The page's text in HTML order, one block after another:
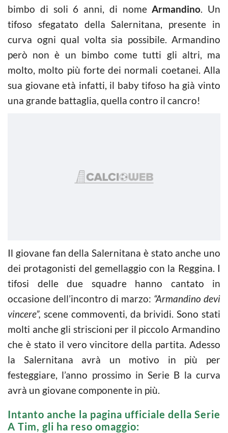
bimbo di soli 6 anni, di nomeArmandino. Un
tifoso sfegatato della Salernitana, presente in
curva ogni qual volta sia possibile. Armandino
però non è un bimbo come tutti gli altri, ma
molto, molto più forte dei normali coetanei. Alla
sua giovane età infatti, il baby tifoso ha già vinto
una grande battaglia, quella contro il cancro!
Il giovane fan della Salernitana è stato anche uno
dei protagonisti del gemellaggio con la Reggina. I
tifosi delle due squadre hanno cantato in
occasione dell’incontro di marzo: “Armandino devi
vincere”, scene commoventi, da brividi. Sono stati
molti anche gli striscioni per il piccolo Armandino
che è stato il vero vincitore della partita. Adesso
la Salernitana avrà un motivo in più per
festeggiare, l’anno prossimo in Serie B la curva
avrà un giovane componente in più.
Intanto anche la pagina ufficiale della Serie
A Tim, gli ha reso omaggio: